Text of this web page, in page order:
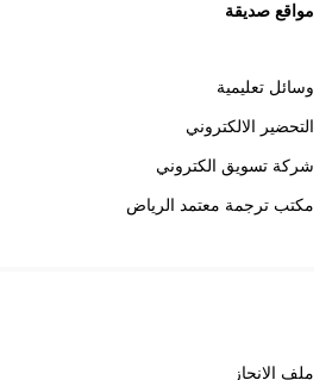
مواقع صديقة
وسائل تعليمية
التحضير الالكتروني
شركة تسويق الكتروني
مكتب ترجمة معتمد الرياض
ملف الانجاز